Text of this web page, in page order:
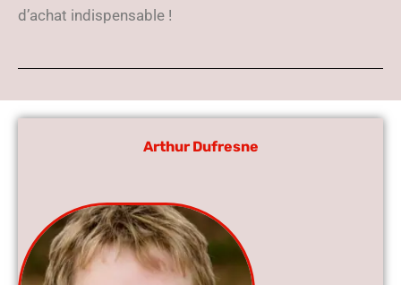
d’achat indispensable !
Arthur Dufresne